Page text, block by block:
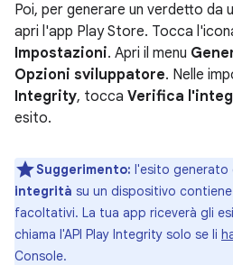
Poi, per generare un verdetto da
apri l'app Play Store. Tocca
Impostazioni. Apri il menu
Opzioni sviluppatore. Nelle
Integrity, tocca Verifica
esito.
Suggerimento: l'esito generato
integrità su un dispositivo
facoltativi. La tua app riceverà gli
chiama l'API Play Integrity solo se li
Console.